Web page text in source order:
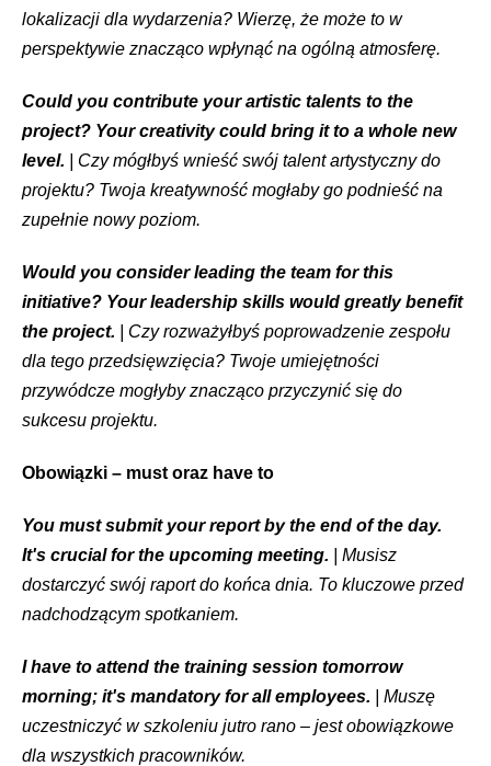
lokalizacji dla wydarzenia? Wierzę, że może to w
perspektywie znacząco wpłynąć na ogólną atmosferę.
Could you contribute your artistic talents to the
project? Your creativity could bring it to a whole new
level. | Czy mógłbyś wnieść swój talent artystyczny do
projektu? Twoja kreatywność mogłaby go podnieść na
zupełnie nowy poziom.
Would you consider leading the team for this
initiative? Your leadership skills would greatly benefit
the project. | Czy rozważyłbyś poprowadzenie zespołu
dla tego przedsięwzięcia? Twoje umiejętności
przywódcze mogłyby znacząco przyczynić się do
sukcesu projektu.
Obowiązki – must oraz have to
You must submit your report by the end of the day.
It's crucial for the upcoming meeting. | Musisz
dostarczyć swój raport do końca dnia. To kluczowe przed
nadchodzącym spotkaniem.
I have to attend the training session tomorrow
morning; it's mandatory for all employees. | Muszę
uczestniczyć w szkoleniu jutro rano – jest obowiązkowe
dla wszystkich pracowników.